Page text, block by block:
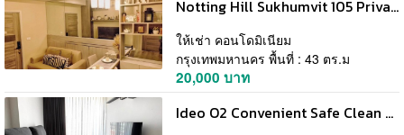
Notting Hill Sukhumvit 105 Private Convenient 2nd Floor BTS Bearing
ให้เช่า คอนโดมิเนียม
กรุงเทพมหานคร พื้นที่ : 43 ตร.ม
20,000 บาท
Ideo O2 Convenient Safe Clean 33rd Floor BTS Bangna